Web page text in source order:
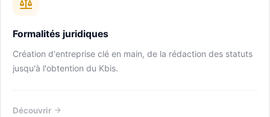
Formalités juridiques
Création d'entreprise clé en main, de la rédaction des statuts
jusqu'à l'obtention du Kbis.
Découvrir